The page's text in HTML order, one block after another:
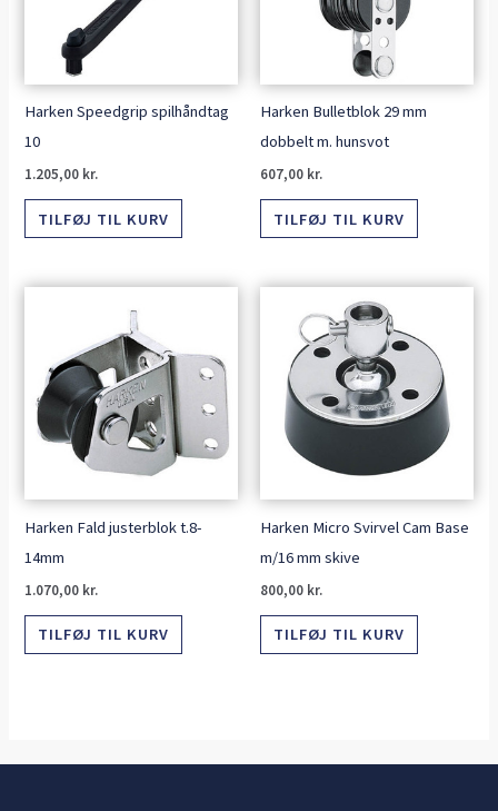
Harken Speedgrip spilhåndtag
10
1.205,00 kr.
TILFØJ TIL KURV
Harken Bulletblok 29 mm
dobbelt m. hunsvot
607,00 kr.
TILFØJ TIL KURV
Harken Fald justerblok t.8-
14mm
1.070,00 kr.
TILFØJ TIL KURV
Harken Micro Svirvel Cam Base
m/16 mm skive
800,00 kr.
TILFØJ TIL KURV